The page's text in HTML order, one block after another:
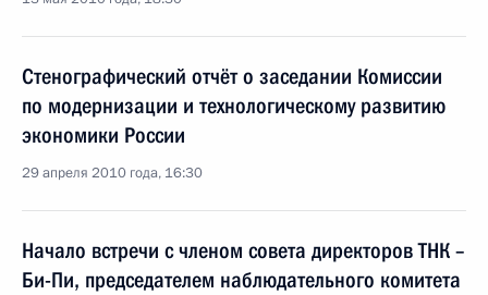
Стенографический отчёт о заседании Комиссии
по модернизации и технологическому развитию
экономики России
29 апреля 2010 года, 16:30
Начало встречи с членом совета директоров ТНК –
Би-Пи, председателем наблюдательного комитета